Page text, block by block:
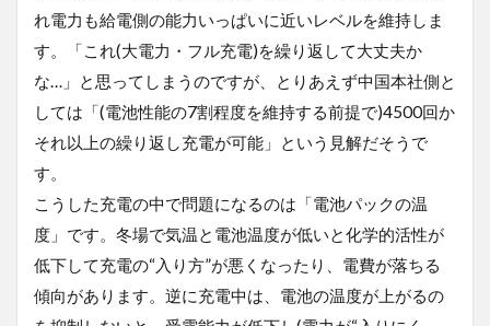
れ電力も給電側の能力いっぱいに近いレベルを維持しま
す。「これ(大電力・フル充電)を繰り返して大丈夫か
な…」と思ってしまうのですが、とりあえず中国本社側と
しては「(電池性能の7割程度を維持する前提で)4500回か
それ以上の繰り返し充電が可能」という見解だそうで
す。
こうした充電の中で問題になるのは「電池パックの温
度」です。冬場で気温と電池温度が低いと化学的活性が
低下して充電の“入り方”が悪くなったり、電費が落ちる
傾向があります。逆に充電中は、電池の温度が上がるの